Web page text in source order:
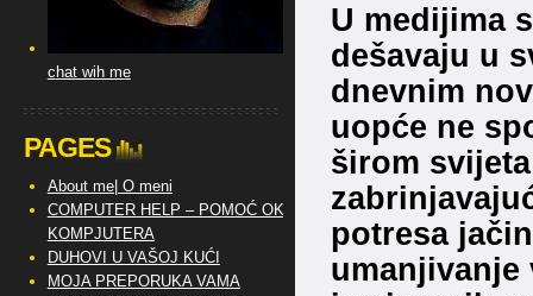
U medijima
dešavaju u
dnevnim
uopće ne
širom
potresa
chat wih me
PAGES
About me| O meni
COMPUTER HELP – POMOĆ OKO
KOMPJUTERA
DUHOVI U VAŠOJ KUĆI
MOJA PREPORUKA VAMA